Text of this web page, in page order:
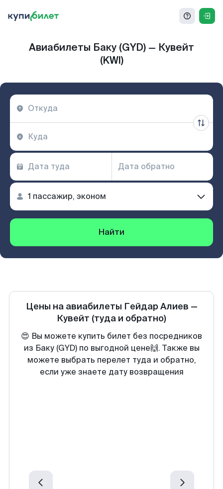
Авиабилеты Баку (GYD) — Кувейт
(KWI)
Найти
Цены на авиабилеты Гейдар Алиев —
Кувейт (туда и обратно)
😍 Вы можете купить билет без посредников
из Баку (GYD) по выгодной цене🙌. Также вы
можете выбрать перелет туда и обратно,
если уже знаете дату возвращения